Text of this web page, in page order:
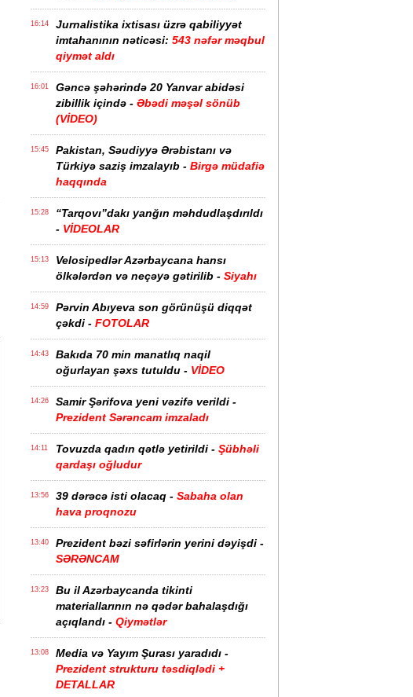
16:14
Jurnalistika ixtisası üzrə qabiliyyət
imtahanının nəticəsi: 543 nəfər məqbul
qiymət aldı
16:01
Gəncə şəhərində 20 Yanvar abidəsi
zibillik içində - Əbədi məşəl sönüb
(VİDEO)
15:45
Pakistan, Səudiyyə Ərəbistanı və
Türkiyə saziş imzalayıb - Birgə müdafiə
haqqında
15:28
“Tarqovı”dakı yanğın məhdudlaşdırıldı
- VİDEOLAR
15:13
Velosipedlər Azərbaycana hansı
ölkələrdən və neçəyə gətirilib - Siyahı
14:59
Pərvin Abıyeva son görünüşü diqqət
çəkdi - FOTOLAR
14:43
Bakıda 70 min manatlıq naqil
oğurlayan şəxs tutuldu - VİDEO
14:26
Samir Şərifova yeni vəzifə verildi -
Prezident Sərəncam imzaladı
14:11 Tovuzda qadın qətlə yetirildi - Şübhəli
qardaşı oğludur
13:56 39 dərəcə isti olacaq - Sabaha olan
hava proqnozu
13:40
Prezident bəzi səfirlərin yerini dəyişdi -
SƏRƏNCAM
13:23
Bu il Azərbaycanda tikinti
materiallarının nə qədər bahalaşdığı
açıqlandı - Qiymətlər
13:08
Media və Yayım Şurası yaradıdı -
Prezident strukturu təsdiqlədi +
DETALLAR